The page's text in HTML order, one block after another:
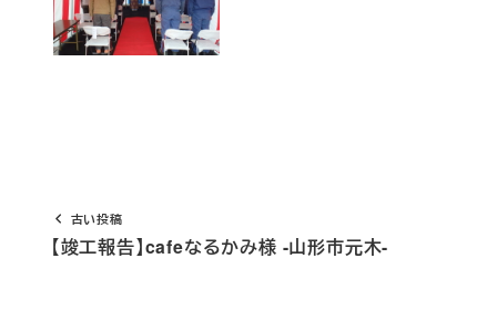
古い投稿
【竣工報告】cafeなるかみ様 -山形市元木-